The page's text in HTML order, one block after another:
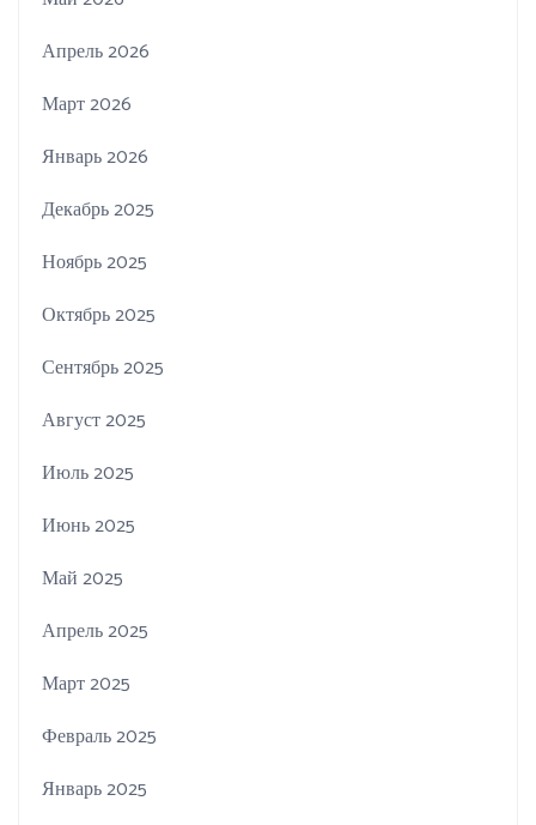
Апрель 2026
Март 2026
Январь 2026
Декабрь 2025
Ноябрь 2025
Октябрь 2025
Сентябрь 2025
Август 2025
Июль 2025
Июнь 2025
Май 2025
Апрель 2025
Март 2025
Февраль 2025
Январь 2025